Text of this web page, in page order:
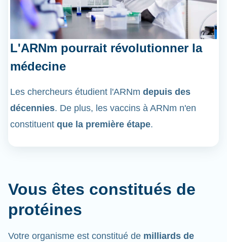
L'ARNm pourrait révolutionner la
médecine
Les chercheurs étudient l'ARNm depuis des
décennies. De plus, les vaccins à ARNm n'en
constituent que la première étape.
Vous êtes constitués de
protéines
Votre organisme est constitué de milliards de